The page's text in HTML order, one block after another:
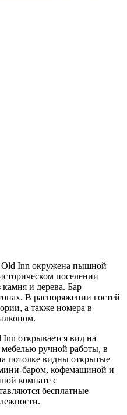
Inn окружена пышной
поселении
и дерева. Бар
В распоряжении гостей
а также номера в
открывается вид на
ручной работы, в
потолке видны открытые
баром, кофемашиной и
комнате с
бесплатные